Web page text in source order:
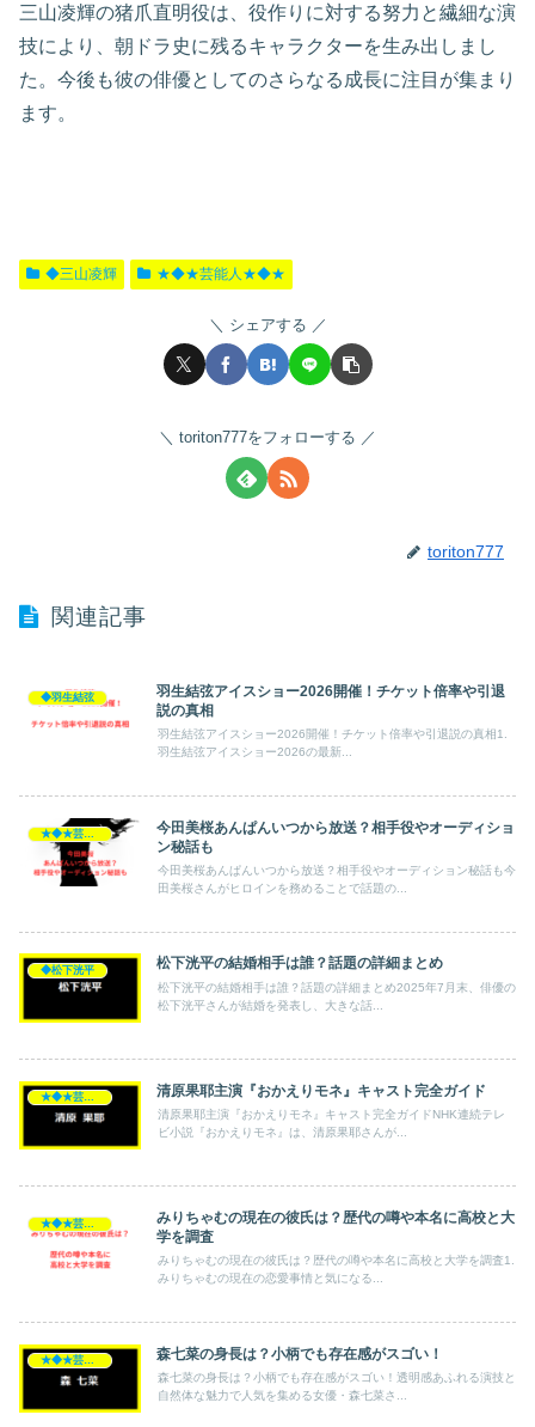
三山凌輝の猪爪直明役は、役作りに対する努力と繊細な演
技により、朝ドラ史に残るキャラクターを生み出しまし
た。今後も彼の俳優としてのさらなる成長に注目が集まり
ます。
◆三山凌輝 ★◆★芸能人★◆★
シェアする
toriton777をフォローする
toriton777
関連記事
◆羽生結弦
羽生結弦アイスショー2026開催！チケット倍率や引退
説の真相
羽生結弦アイスショー2026開催！チケット倍率や引退説の真相1.
羽生結弦アイスショー2026の最新...
今田美桜あんぱんいつから放送？相手役やオーディショ
ン秘話も
今田美桜あんぱんいつから放送？相手役やオーディション秘話も今
田美桜さんがヒロインを務めることで話題の...
◆松下洸平 松下洸平の結婚相手は誰？話題の詳細まとめ
松下洸平の結婚相手は誰？話題の詳細まとめ2025年7月末、俳優の
松下洸平さんが結婚を発表し、大きな話...
清原果耶主演『おかえりモネ』キャスト完全ガイド
清原果耶主演『おかえりモネ』キャスト完全ガイドNHK連続テレ
ビ小説『おかえりモネ』は、清原果耶さんが...
みりちゃむの現在の彼氏は？歴代の噂や本名に高校と大
学を調査
みりちゃむの現在の彼氏は？歴代の噂や本名に高校と大学を調査1.
みりちゃむの現在の恋愛事情と気になる...
森七菜の身長は？小柄でも存在感がスゴい！
森七菜の身長は？小柄でも存在感がスゴい！透明感あふれる演技と
自然体な魅力で人気を集める女優・森七菜さ...